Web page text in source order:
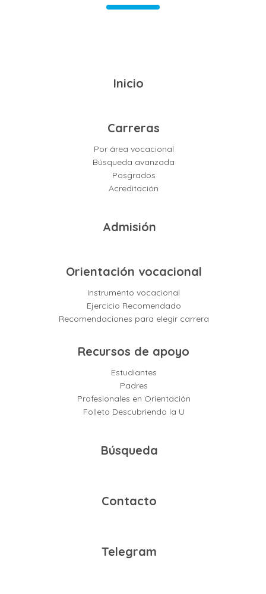
Inicio
Carreras
Por área vocacional
Búsqueda avanzada
Posgrados
Acreditación
Admisión
Orientación vocacional
Instrumento vocacional
Ejercicio Recomendado
Recomendaciones para elegir carrera
Recursos de apoyo
Estudiantes
Padres
Profesionales en Orientación
Folleto Descubriendo la U
Búsqueda
Contacto
Telegram